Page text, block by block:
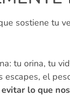
sostiene tu
tu orina, tu
escapes, el
lo que